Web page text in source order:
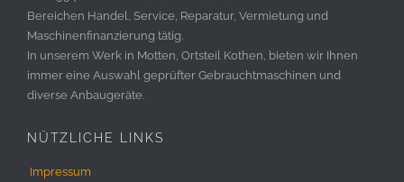
Bereichen Handel, Service, Reparatur, Vermietung und
Maschinenfinanzierung tätig.
In unserem Werk in Motten, Ortsteil Kothen, bieten wir Ihnen
immer eine Auswahl geprüfter Gebrauchtmaschinen und
diverse Anbaugeräte.
NÜTZLICHE LINKS
Impressum